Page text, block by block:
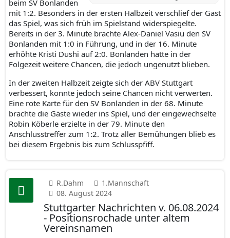
beim SV Bonlanden
mit 1:2. Besonders in der ersten Halbzeit verschlief der Gast
das Spiel, was sich früh im Spielstand widerspiegelte.
Bereits in der 3. Minute brachte Alex-Daniel Vasiu den SV
Bonlanden mit 1:0 in Führung, und in der 16. Minute
erhöhte Kristi Dushi auf 2:0. Bonlanden hatte in der
Folgezeit weitere Chancen, die jedoch ungenutzt blieben.
In der zweiten Halbzeit zeigte sich der ABV Stuttgart
verbessert, konnte jedoch seine Chancen nicht verwerten.
Eine rote Karte für den SV Bonlanden in der 68. Minute
brachte die Gäste wieder ins Spiel, und der eingewechselte
Robin Köberle erzielte in der 79. Minute den
Anschlusstreffer zum 1:2. Trotz aller Bemühungen blieb es
bei diesem Ergebnis bis zum Schlusspfiff.
R.Dahm
1.Mannschaft
08. August 2024
Stuttgarter Nachrichten v. 06.08.2024
- Positionsrochade unter altem
Vereinsnamen